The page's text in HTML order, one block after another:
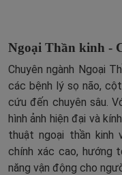
Ngoại Thần kinh -
Chuyên ngành Ngoại
các bệnh lý sọ não,
cứu đến chuyên sâu.
hình ảnh hiện đại và
thuật ngoại thần
chính xác cao, hướng
năng vận động cho